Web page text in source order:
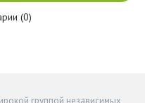
(0)
группой независимых